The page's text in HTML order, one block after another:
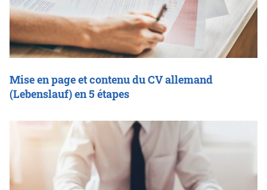
Mise en page et contenu du CV allemand
(Lebenslauf) en 5 étapes